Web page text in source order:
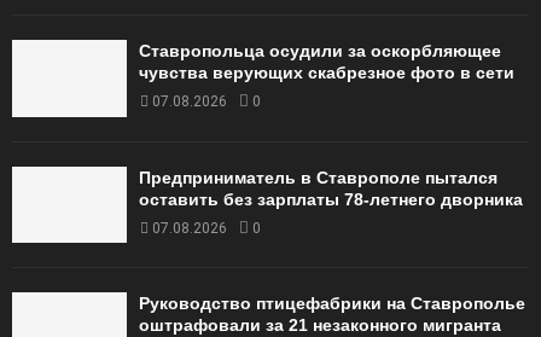
Ставропольца осудили за оскорбляющее
чувства верующих скабрезное фото в сети
07.08.2026 0
Предприниматель в Ставрополе пытался
оставить без зарплаты 78-летнего дворника
07.08.2026 0
Руководство птицефабрики на Ставрополье
оштрафовали за 21 незаконного мигранта